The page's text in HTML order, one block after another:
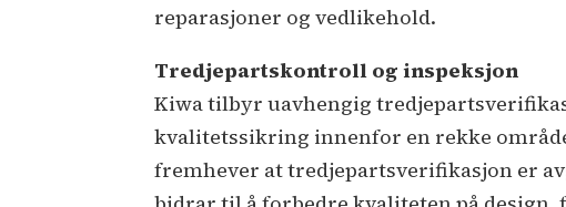
reparasjoner og vedlikehold.
Tredjepartskontroll og inspeksjon
Kiwa tilbyr uavhengig
kvalitetssikring innenfor en rekke
fremhever at tredjepartsverifikasjon er